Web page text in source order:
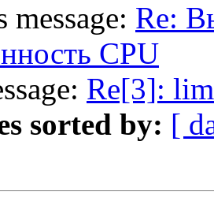
message: Re:
CPU
Re[3]:
sorted by: [